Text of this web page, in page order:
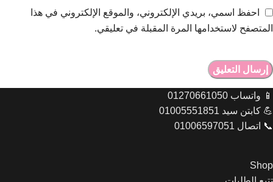
احفظ اسمي، بريدي الإلكتروني، والموقع الإلكتروني في هذا
المتصفح لاستخدامها المرة المقبلة في تعليقي.
📱 واتساب 01270661050
💪 كابتن سيد 01005551851
📞 اتصال 01006597051
Shop